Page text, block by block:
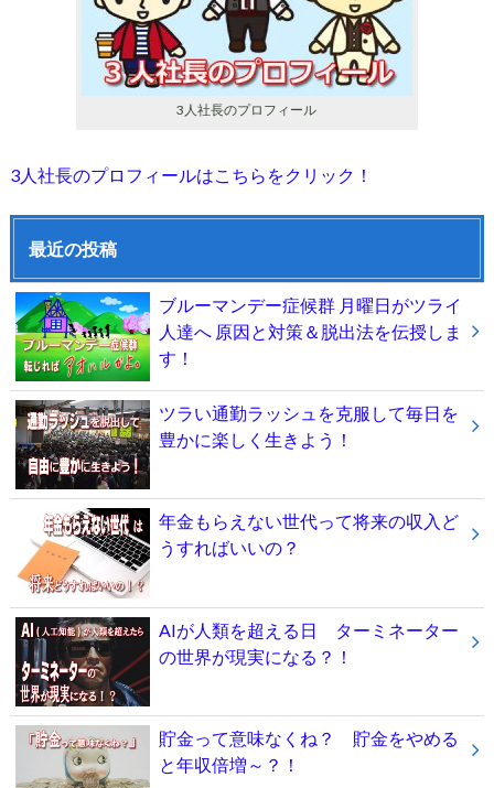
3人社長のプロフィール
3人社長のプロフィールはこちらをクリック！
最近の投稿
ブルーマンデー症候群 月曜日がツライ
人達へ 原因と対策＆脱出法を伝授しま
す！
ツラい通勤ラッシュを克服して毎日を
豊かに楽しく生きよう！
年金もらえない世代って将来の収入ど
うすればいいの？
AIが人類を超える日 ターミネーター
の世界が現実になる？！
貯金って意味なくね？ 貯金をやめる
と年収倍増～？！